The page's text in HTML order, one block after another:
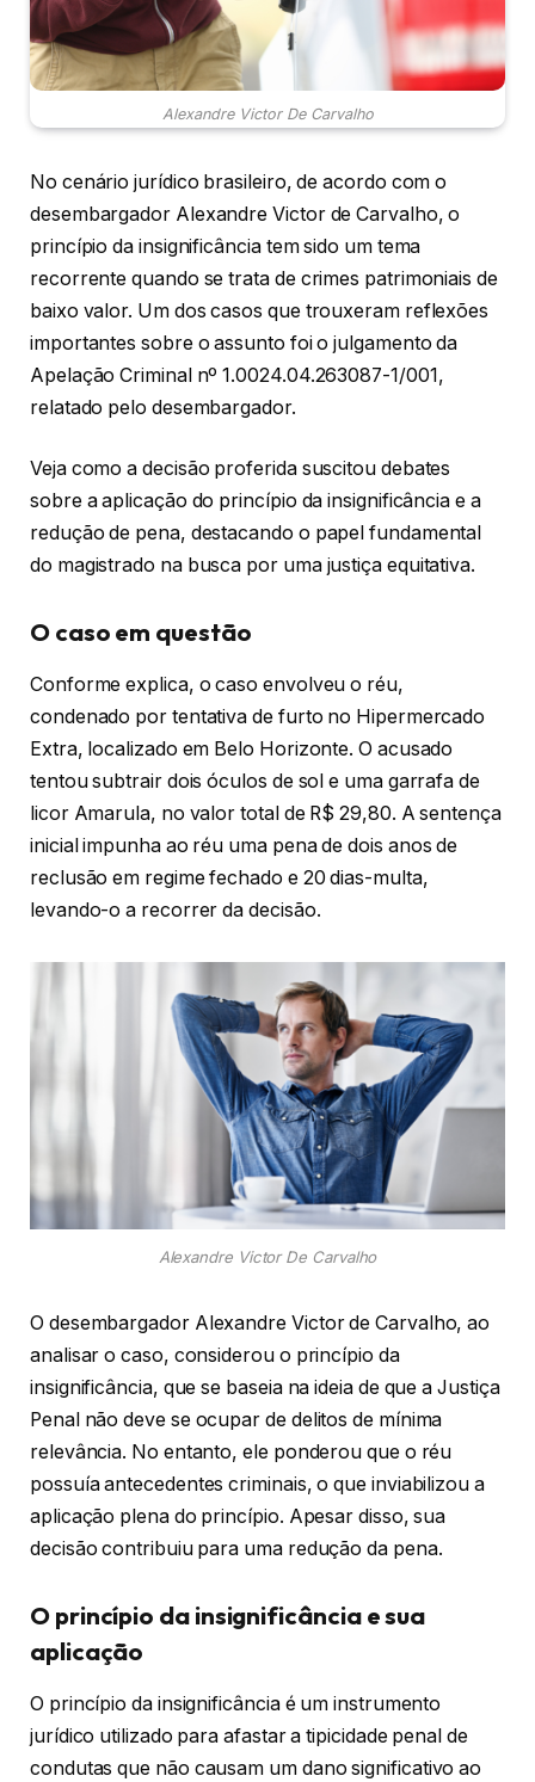
Alexandre Victor De Carvalho
No cenário jurídico brasileiro, de acordo com o
desembargador Alexandre Victor de Carvalho, o
princípio da insignificância tem sido um tema
recorrente quando se trata de crimes patrimoniais de
baixo valor. Um dos casos que trouxeram reflexões
importantes sobre o assunto foi o julgamento da
Apelação Criminal nº 1.0024.04.263087-1/001,
relatado pelo desembargador.
Veja como a decisão proferida suscitou debates
sobre a aplicação do princípio da insignificância e a
redução de pena, destacando o papel fundamental
do magistrado na busca por uma justiça equitativa.
O caso em questão
Conforme explica, o caso envolveu o réu,
condenado por tentativa de furto no Hipermercado
Extra, localizado em Belo Horizonte. O acusado
tentou subtrair dois óculos de sol e uma garrafa de
licor Amarula, no valor total de R$ 29,80. A sentença
inicial impunha ao réu uma pena de dois anos de
reclusão em regime fechado e 20 dias-multa,
levando-o a recorrer da decisão.
Alexandre Victor De Carvalho
O desembargador Alexandre Victor de Carvalho, ao
analisar o caso, considerou o princípio da
insignificância, que se baseia na ideia de que a Justiça
Penal não deve se ocupar de delitos de mínima
relevância. No entanto, ele ponderou que o réu
possuía antecedentes criminais, o que inviabilizou a
aplicação plena do princípio. Apesar disso, sua
decisão contribuiu para uma redução da pena.
O princípio da insignificância e sua
aplicação
O princípio da insignificância é um instrumento
jurídico utilizado para afastar a tipicidade penal de
condutas que não causam um dano significativo ao